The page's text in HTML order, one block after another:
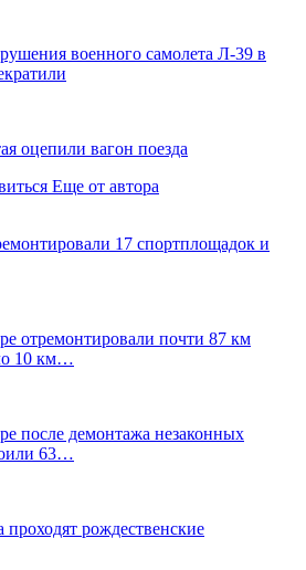
военного самолета Л-39 в
оцепили вагон поезда
Еще от автора
17 спортплощадок и
отремонтировали почти 87 км
10 км…
после демонтажа незаконных
63…
рождественские